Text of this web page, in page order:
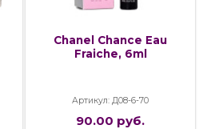
Chanel Chance Eau
Fraiche, 6ml
Артикул: Д08-6-70
90.00 руб.